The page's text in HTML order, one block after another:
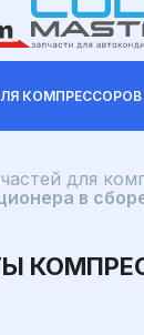
КОМПРЕССОРОВ
для
в